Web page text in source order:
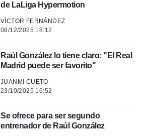
de LaLiga Hypermotion
VÍCTOR FERNÁNDEZ
08/12/2025 18:12
Raúl González lo tiene claro: "El Real
Madrid puede ser favorito"
JUANMI CUETO
23/10/2025 16:52
Se ofrece para ser segundo
entrenador de Raúl González